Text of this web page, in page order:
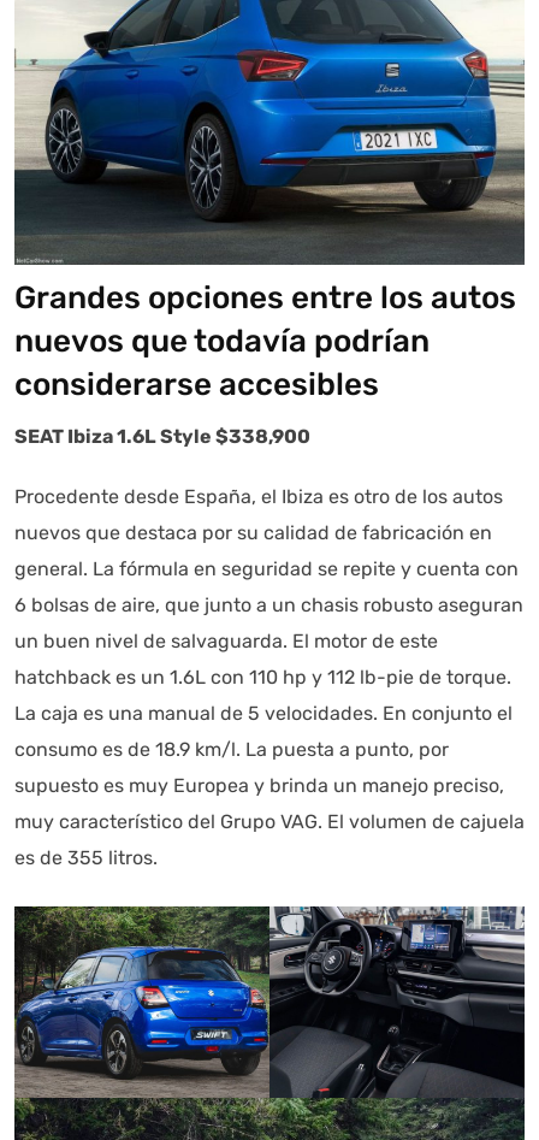
Grandes opciones entre los autos
nuevos que todavía podrían
considerarse accesibles
SEAT Ibiza 1.6L Style $338,900
Procedente desde España, el Ibiza es otro de los autos
nuevos que destaca por su calidad de fabricación en
general. La fórmula en seguridad se repite y cuenta con
6 bolsas de aire, que junto a un chasis robusto aseguran
un buen nivel de salvaguarda. El motor de este
hatchback es un 1.6L con 110 hp y 112 lb-pie de torque.
La caja es una manual de 5 velocidades. En conjunto el
consumo es de 18.9 km/l. La puesta a punto, por
supuesto es muy Europea y brinda un manejo preciso,
muy característico del Grupo VAG. El volumen de cajuela
es de 355 litros.